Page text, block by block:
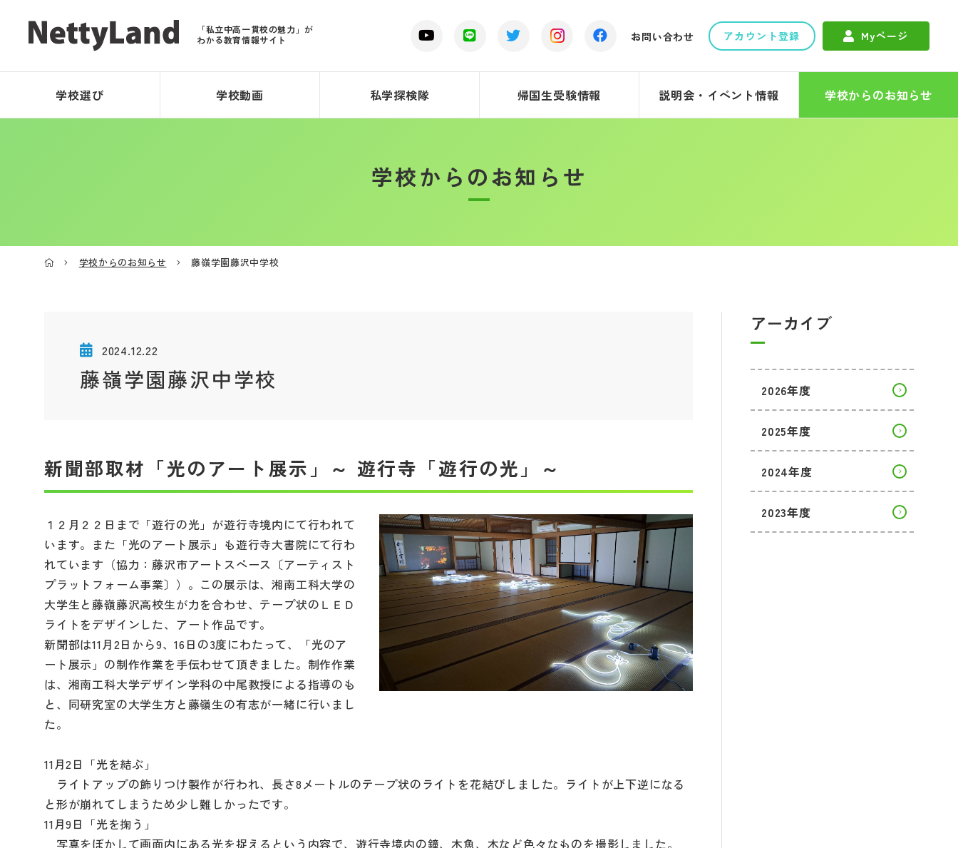
「私立中高一貫校の魅力」が
わかる教育情報サイト
お問い合わせ アカウント登録 Myページ
学校選び 学校動画 私学探検隊 帰国生受験情報 説明会・イベント情報 学校からのお知らせ
学校からのお知らせ
学校からのお知らせ 藤嶺学園藤沢中学校
2024.12.22
藤嶺学園藤沢中学校
新聞部取材「光のアート展示」～ 遊行寺「遊行の光」～
１２月２２日まで「遊行の光」が遊行寺境内にて行われて
います。また「光のアート展示」も遊行寺大書院にて行わ
れています（協力：藤沢市アートスペース〔アーティスト
プラットフォーム事業〕）。この展示は、湘南工科大学の
大学生と藤嶺藤沢高校生が力を合わせ、テープ状のＬＥＤ
ライトをデザインした、アート作品です。
新聞部は11月2日から9、16日の3度にわたって、「光のア
ート展示」の制作作業を手伝わせて頂きました。制作作業
は、湘南工科大学デザイン学科の中尾教授による指導のも
と、同研究室の大学生方と藤嶺生の有志が一緒に行いまし
た。
11月2日「光を結ぶ」
ライトアップの飾りつけ製作が行われ、長さ8メートルのテープ状のライトを花結びしました。ライトが上下逆になる
と形が崩れてしまうため少し難しかったです。
11月9日「光を掬う」
写真をぼかして画面内にある光を捉えるという内容で、遊行寺境内の鐘、木魚、木など色々なものを撮影しました。
アーカイブ
2026年度
2025年度
2024年度
2023年度